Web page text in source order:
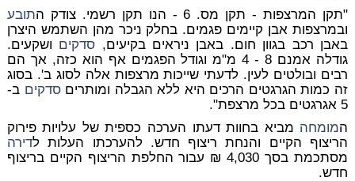
"תקן המרצפות - תקן מס. 6 - הנו תקן רשמי. צודק ה
תובע
ובמרצפות אבן קיימים פגמים. בחלק ניכר מהן השתמש היצרן
באבן רכב בגוון חום. באבן ניראים בקיעים, סדקים ושקעים.
גודלה אמנם 8 - 4 מ"מ וגודל הפגמים אף הוא כזה, אך הם
רבים ובולטים לעין. לדעתי שייכות מרצפות אלה לסוג ב'. בסוג
זה כמות הגרגטים הרכים היא ללא הגבלה ומותריםסדקים ב-
5 אגרגטים בכל מרצפת".
המומחה מביא בחוות דעתו הערכה כספית של עלויות פירוק
הריצוף הקיים והנחת ריצוף חדש. להערכתו העלות לדירה
מסתכמת בסך 4,030 ₪ עבור החלפת הריצוף הקיים בריצוף
חדש.